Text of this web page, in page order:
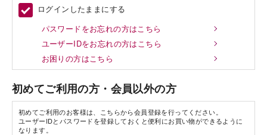
ログインしたままにする
パスワードをお忘れの方はこちら
ユーザーIDをお忘れの方はこちら
お困りの方はこちら
初めてご利用の方・会員以外の方
初めてご利用のお客様は、こちらから会員登録を行ってください。
ユーザーIDとパスワードを登録しておくと便利にお買い物ができるように
なります。